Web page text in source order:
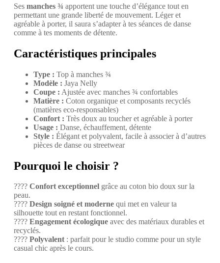
Ses manches ¾ apportent une touche d’élégance tout en
permettant une grande liberté de mouvement. Léger et
agréable à porter, il saura s’adapter à tes séances de danse
comme à tes moments de détente.
Caractéristiques principales
Type : Top à manches ¾
Modèle : Jaya Nelly
Coupe : Ajustée avec manches ¾ confortables
Matière : Coton organique et composants recyclés
(matières eco‑responsables)
Confort : Très doux au toucher et agréable à porter
Usage : Danse, échauffement, détente
Style : Élégant et polyvalent, facile à associer à d’autres
pièces de danse ou streetwear
Pourquoi le choisir ?
???? Confort exceptionnel grâce au coton bio doux sur la
peau.
???? Design soigné et moderne qui met en valeur ta
silhouette tout en restant fonctionnel.
???? Engagement écologique avec des matériaux durables et
recyclés.
???? Polyvalent: parfait pour le studio comme pour un style
casual chic après le cours.